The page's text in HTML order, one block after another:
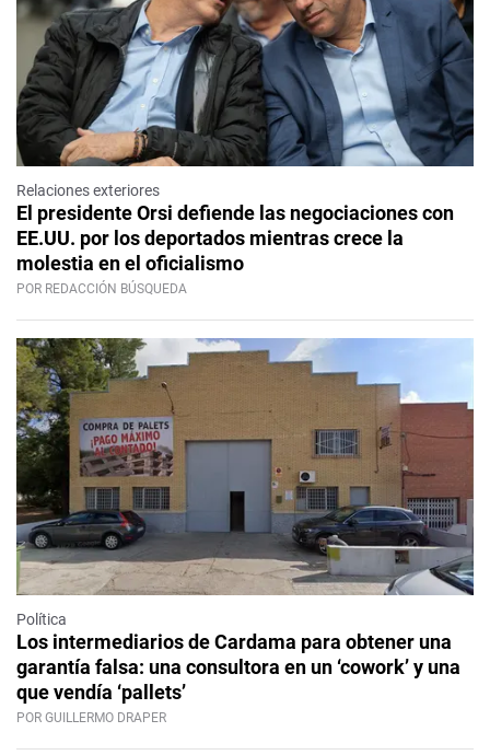
Relaciones exteriores
El presidente Orsi defiende las negociaciones con
EE.UU. por los deportados mientras crece la
molestia en el oficialismo
POR REDACCIÓN BÚSQUEDA
Política
Los intermediarios de Cardama para obtener una
garantía falsa: una consultora en un ‘cowork’ y una
que vendía ‘pallets’
POR GUILLERMO DRAPER